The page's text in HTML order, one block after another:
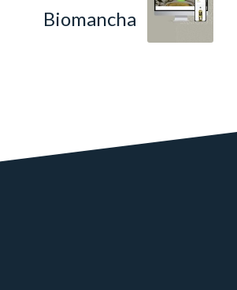
Biomancha